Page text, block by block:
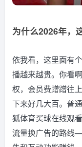
为什么2026年，
依我看，这里面有
播越来越贵。你看
权，会员费蹭蹭往
下来好几大百。普
狐体育买球在线观
流量换广告的路线